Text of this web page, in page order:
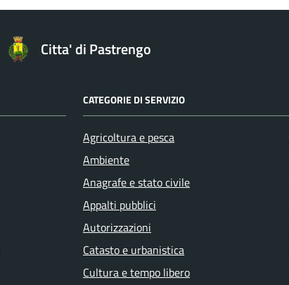
Citta' di Pastrengo
CATEGORIE DI SERVIZIO
Agricoltura e pesca
Ambiente
Anagrafe e stato civile
Appalti pubblici
Autorizzazioni
Catasto e urbanistica
Cultura e tempo libero